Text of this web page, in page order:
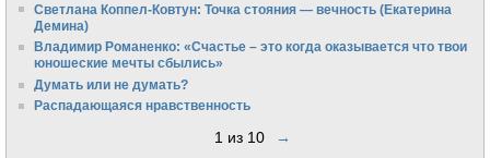
Светлана Коппел-Ковтун: Точка стояния — вечность (Екатерина
Демина)
Владимир Романенко: «Счастье – это когда оказывается что твои
юношеские мечты сбылись»
Думать или не думать?
Распадающаяся нравственность
1 из 10 →